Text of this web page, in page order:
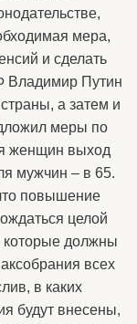
мера,
и сделать
Владимир Путин
а затем и
меры по
женщин выход
мужчин – в 65.
повышение
целой
которые должны
всех
в каких
будут внесены,